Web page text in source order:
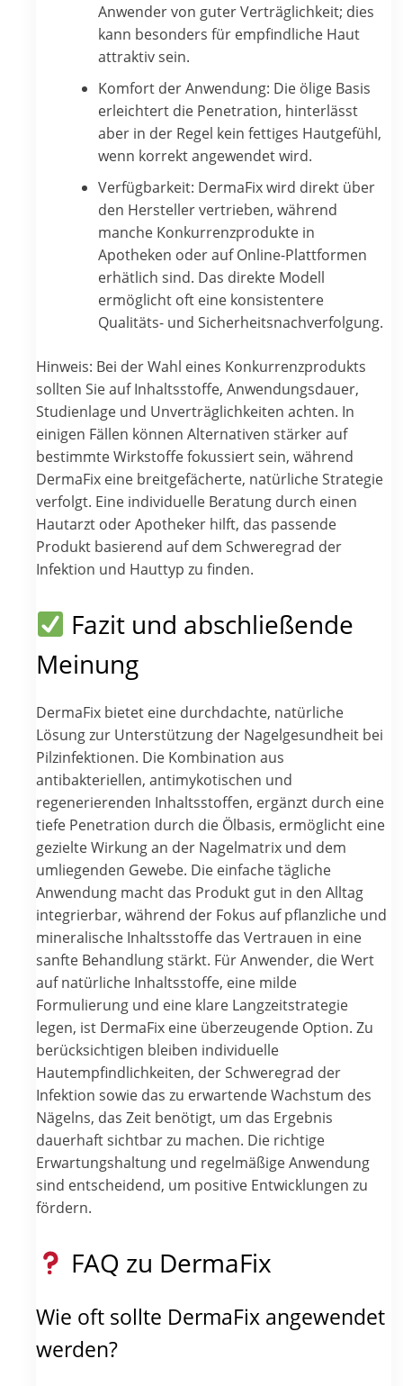
Anwender von guter Verträglichkeit; dies
kann besonders für empfindliche Haut
attraktiv sein.
Komfort der Anwendung: Die ölige Basis
erleichtert die Penetration, hinterlässt
aber in der Regel kein fettiges Hautgefühl,
wenn korrekt angewendet wird.
Verfügbarkeit: DermaFix wird direkt über
den Hersteller vertrieben, während
manche Konkurrenzprodukte in
Apotheken oder auf Online-Plattformen
erhätlich sind. Das direkte Modell
ermöglicht oft eine konsistentere
Qualitäts- und Sicherheitsnachverfolgung.
Hinweis: Bei der Wahl eines Konkurrenzprodukts
sollten Sie auf Inhaltsstoffe, Anwendungsdauer,
Studienlage und Unverträglichkeiten achten. In
einigen Fällen können Alternativen stärker auf
bestimmte Wirkstoffe fokussiert sein, während
DermaFix eine breitgefächerte, natürliche Strategie
verfolgt. Eine individuelle Beratung durch einen
Hautarzt oder Apotheker hilft, das passende
Produkt basierend auf dem Schweregrad der
Infektion und Hauttyp zu finden.
Fazit und abschließende
Meinung
DermaFix bietet eine durchdachte, natürliche
Lösung zur Unterstützung der Nagelgesundheit bei
Pilzinfektionen. Die Kombination aus
antibakteriellen, antimykotischen und
regenerierenden Inhaltsstoffen, ergänzt durch eine
tiefe Penetration durch die Ölbasis, ermöglicht eine
gezielte Wirkung an der Nagelmatrix und dem
umliegenden Gewebe. Die einfache tägliche
Anwendung macht das Produkt gut in den Alltag
integrierbar, während der Fokus auf pflanzliche und
mineralische Inhaltsstoffe das Vertrauen in eine
sanfte Behandlung stärkt. Für Anwender, die Wert
auf natürliche Inhaltsstoffe, eine milde
Formulierung und eine klare Langzeitstrategie
legen, ist DermaFix eine überzeugende Option. Zu
berücksichtigen bleiben individuelle
Hautempfindlichkeiten, der Schweregrad der
Infektion sowie das zu erwartende Wachstum des
Nägelns, das Zeit benötigt, um das Ergebnis
dauerhaft sichtbar zu machen. Die richtige
Erwartungshaltung und regelmäßige Anwendung
sind entscheidend, um positive Entwicklungen zu
fördern.
FAQ zu DermaFix
Wie oft sollte DermaFix angewendet
werden?